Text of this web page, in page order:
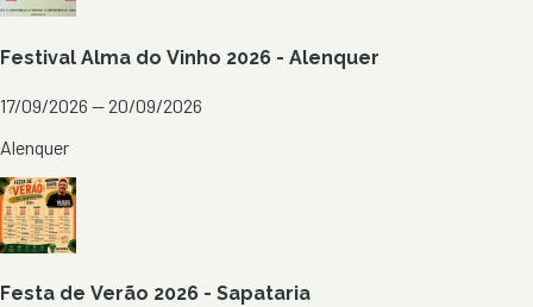
Festival Alma do Vinho 2026 - Alenquer
17/09/2026 — 20/09/2026
Alenquer
Festa de Verão 2026 - Sapataria